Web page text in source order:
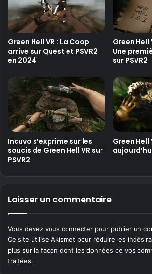
Green Hell VR : La Coop
arrive sur Quest et PSVR2
en 2024
Green Hell
Une
sur PSVR2
Incuvo s’exprime sur les
soucis de Green Hell VR sur
PSVR2
Green Hell
Laisser un commentaire
Vous devez vous connecter pour publier un
Ce site utilise Akismet pour réduire les
plus sur la façon dont les données de vos
traitées.